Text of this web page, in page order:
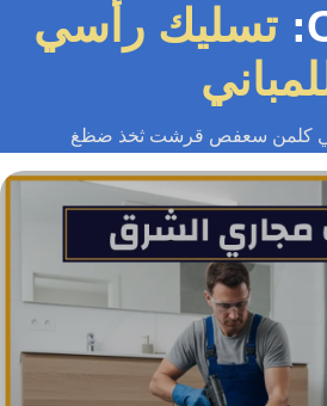
تسليك رأسي
سعفص قرشت ثخذ ضظغ